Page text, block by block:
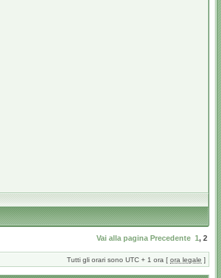
Vai alla pagina Precedente 1, 2
Tutti gli orari sono UTC + 1 ora [ ora legale ]